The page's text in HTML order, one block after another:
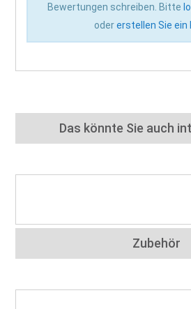
Bewertungen schreiben. Bitte
odererstellen Sie ein
Das könnte Sie auch
Zubehör